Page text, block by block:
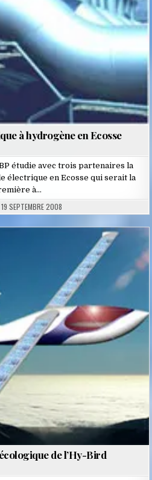
à hydrogène en Ecosse
étudie avec trois partenaires la
électrique en Ecosse qui serait la
à…
19 SEPTEMBRE 2008
de l’Hy-Bird